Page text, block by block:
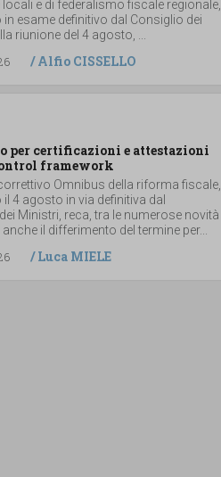
locali e di federalismo fiscale regionale,
esame definitivo dal Consiglio dei
riunione del 4 agosto, ...
/Alfio CISSELLO
per certificazioni e attestazioni
framework
correttivo Omnibus della riforma fiscale,
4 agosto in via definitiva dal
Ministri, reca, tra le numerose novità
anche il differimento del termine per...
/Luca MIELE